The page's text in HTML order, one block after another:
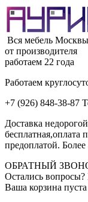
Вся мебель Москвы
от производителя
работаем 22 года
Работаем
+7 (926) 848-38-87
Доставка
бесплатная,оплата
предоплатой.
ОБРАТНЫЙ
Остались
Ваша корзина пуста